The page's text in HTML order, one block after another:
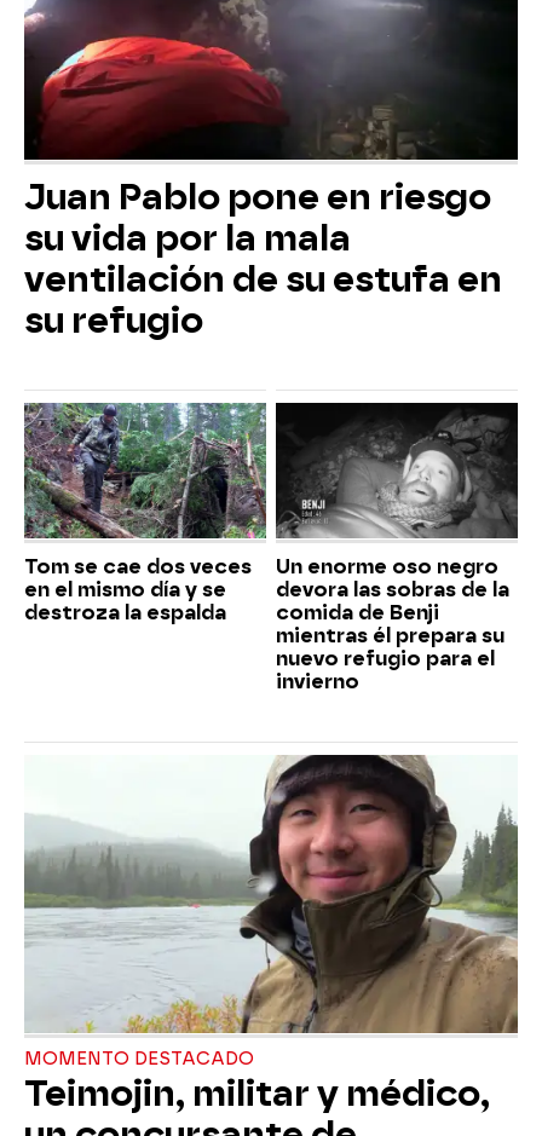
Juan Pablo pone en riesgo
su vida por la mala
ventilación de su estufa en
su refugio
Tom se cae dos veces
en el mismo día y se
destroza la espalda
Un enorme oso negro
devora las sobras de la
comida de Benji
mientras él prepara su
nuevo refugio para el
invierno
MOMENTO DESTACADO
Teimojin, militar y médico,